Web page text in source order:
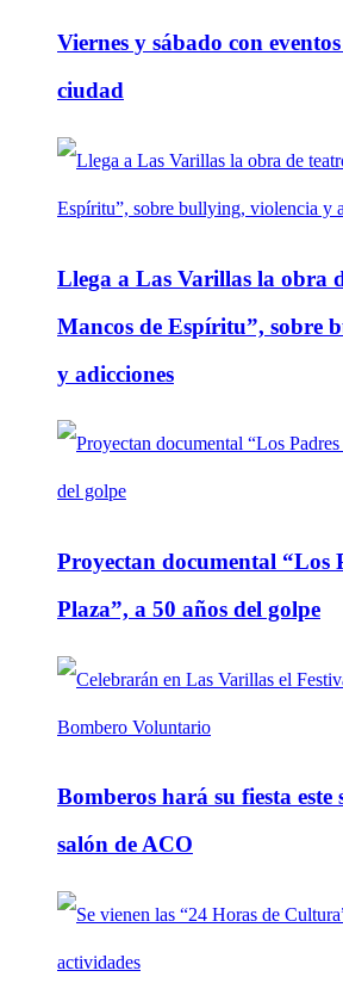
Viernes y sábado con
ciudad
Llega a Las Varillas la obra
Mancos de Espíritu”, sobre
y adicciones
Proyectan documental “Los
Plaza”, a 50 años del golpe
Bomberos hará su fiesta este
salón de ACO